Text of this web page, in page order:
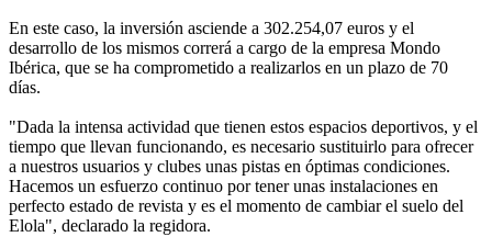
En este caso, la inversión asciende a 302.254,07 euros y el
desarrollo de los mismos correrá a cargo de la empresa Mondo
Ibérica, que se ha comprometido a realizarlos en un plazo de 70
días.
"Dada la intensa actividad que tienen estos espacios deportivos, y el
tiempo que llevan funcionando, es necesario sustituirlo para ofrecer
a nuestros usuarios y clubes unas pistas en óptimas condiciones.
Hacemos un esfuerzo continuo por tener unas instalaciones en
perfecto estado de revista y es el momento de cambiar el suelo del
Elola", declarado la regidora.